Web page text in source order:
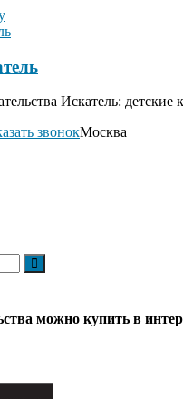
Искатель:
звонокМосква
можно купить в